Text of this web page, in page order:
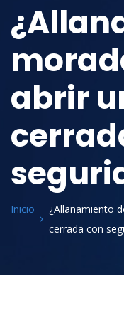
abrir
Inicio
¿Allanamiento
cerrada con